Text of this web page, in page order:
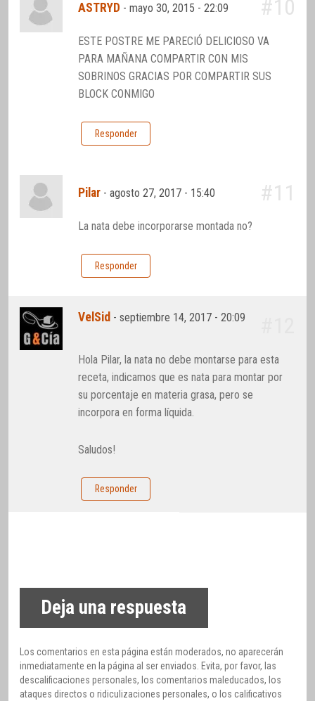
ASTRYD -mayo 30, 2015 - 22:09 #10
ESTE POSTRE ME PARECIÓ DELICIOSO VA
PARA MAÑANA COMPARTIR CON MIS
SOBRINOS GRACIAS POR COMPARTIR SUS
BLOCK CONMIGO
Responder
Pilar -agosto 27, 2017 - 15:40 #11
La nata debe incorporarse montada no?
Responder
VelSid -septiembre 14, 2017 - 20:09
Hola Pilar, la nata no debe montarse para esta
receta, indicamos que es nata para montar por
su porcentaje en materia grasa, pero se
incorpora en forma líquida.
Saludos!
Responder
Deja una respuesta
Los comentarios en esta página están moderados, no aparecerán
inmediatamente en la página al ser enviados. Evita, por favor, las
descalificaciones personales, los comentarios maleducados, los
ataques directos o ridiculizaciones personales, o los calificativos